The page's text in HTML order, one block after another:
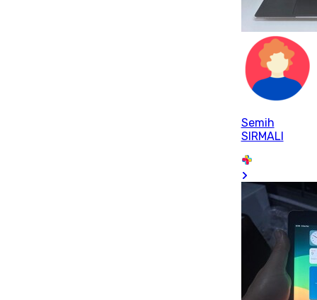
Semih
SIRMALI